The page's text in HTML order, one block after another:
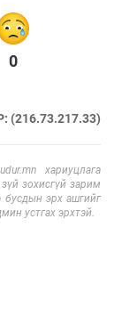
0
(216.73.217.33)
хариуцлага
зохисгүй зарим
бусдын эрх ашгийг
устгах эрхтэй.